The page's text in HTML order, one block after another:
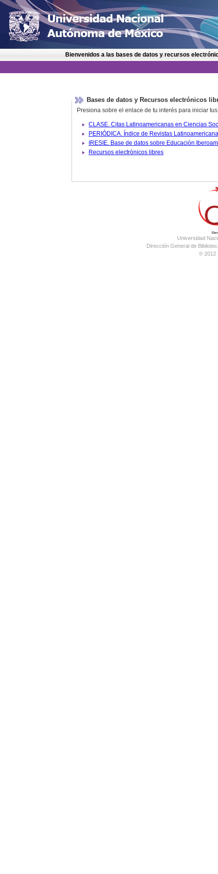
Bienvenidos a las bases de datos y recursos
Bases de datos y Recursos electrónicos
Presiona sobre el enlace de tu interés para iniciar
IRESIE. Base de datos
Recursos electrónicos libres
Universidad
Dirección General de
© 2012